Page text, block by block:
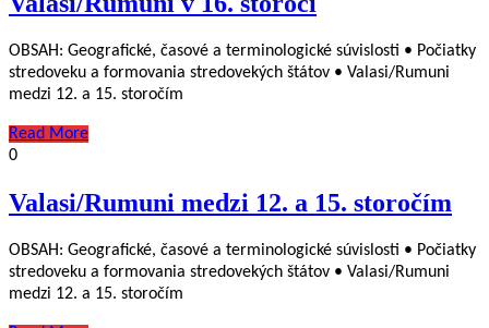
OBSAH: Geografické, časové a terminologické súvislosti • Počiatky
stredoveku a formovania stredovekých štátov • Valasi/Rumuni
medzi 12. a 15. storočím
Read More
0
Valasi/Rumuni medzi 12. a 15. storočím
OBSAH: Geografické, časové a terminologické súvislosti • Počiatky
stredoveku a formovania stredovekých štátov • Valasi/Rumuni
medzi 12. a 15. storočím